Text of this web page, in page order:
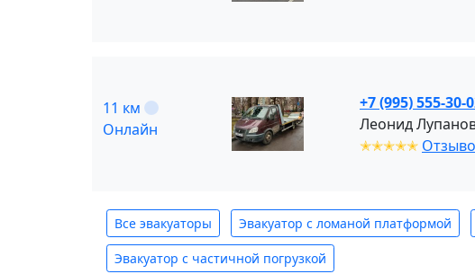
11 км
Онлайн
+7 (995) 555-30-
Леонид
✭✭✭✭✭
Все эвакуаторы Эвакуатор с ломаной платформой
Эвакуатор с частичной погрузкой